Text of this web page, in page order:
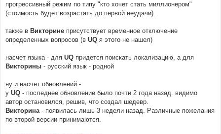
прогрессивный режим по типу "кто хочет стать миллионером"
(стоимость будет возрастать до первой неудачи).
также в Викторине присутствует временное отключение
определенных вопросов (в UQ я этого не нашел)
насчет языка - для UQ придется поискать локализацию, а для
Викторины - русский язык - родной
ну и насчет обновлений -
у UQ - последнее обновление было почти 2 года назад. видимо
автор остановился, решив, что создал шедевр.
Викторина- появилась лишь 3 недели назад. Различные пожелания
по второй версии принимаются.